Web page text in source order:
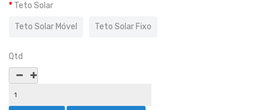
Teto Solar
Teto Solar Móvel Teto Solar Fixo
Qtd